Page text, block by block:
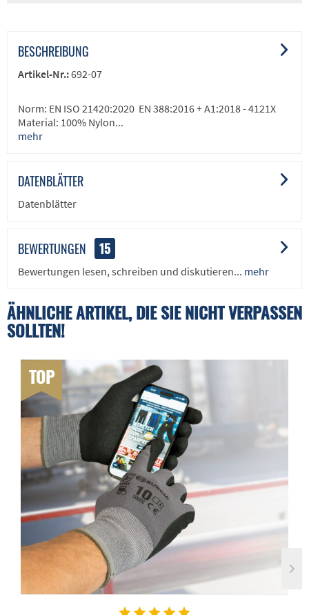
BESCHREIBUNG
Artikel-Nr.:692-07
Norm: EN ISO 21420:2020 EN 388:2016 + A1:2018 - 4121X
Material: 100% Nylon...
mehr
DATENBLÄTTER
Datenblätter
BEWERTUNGEN 15
Bewertungen lesen, schreiben und diskutieren... mehr
ÄHNLICHE ARTIKEL, DIE SIE NICHT VERPASSEN
SOLLTEN!
TOP